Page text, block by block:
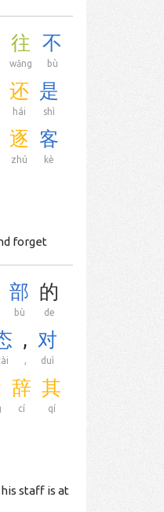
往
wǎng
不
bù
还
hái
是
shì
逐
zhú
客
kè
forget
部
bù
的
de
,
,
对
duì
辞
cí
其
qí
staff is at